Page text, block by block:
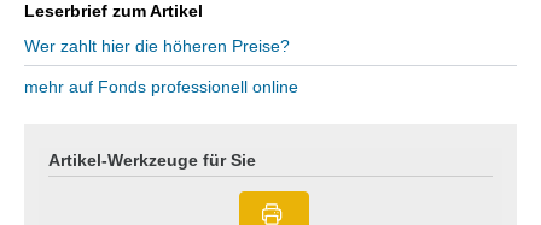
Leserbrief zum Artikel
Wer zahlt hier die höheren Preise?
mehr auf Fonds professionell online
Artikel-Werkzeuge für Sie